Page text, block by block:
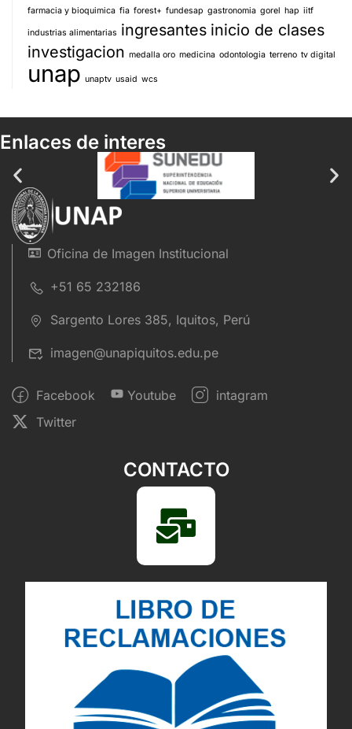
farmacia y bioquimica fia forest+ fundesap gastronomia gorel hap iitf
industrias alimentarias ingresantes inicio de clases
investigacion medalla oro medicina odontologia terreno tv digital
unap unaptv usaid wcs
Enlaces de interes
Oficina de Imagen Institucional
+51 65 232186
Sargento Lores 385, Iquitos, Perú
imagen@unapiquitos.edu.pe
Facebook Youtube
intagram
Twitter
CONTACTO